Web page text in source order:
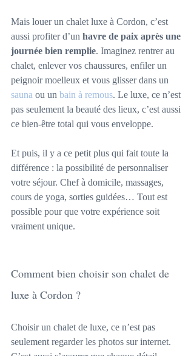
Mais louer un chalet luxe à Cordon, c’est
aussi profiter d’un havre de paix après une
journée bien remplie. Imaginez rentrer au
chalet, enlever vos chaussures, enfiler un
peignoir moelleux et vous glisser dans un
sauna ou un bain à remous. Le luxe, ce n’est
pas seulement la beauté des lieux, c’est aussi
ce bien-être total qui vous enveloppe.
Et puis, il y a ce petit plus qui fait toute la
différence : la possibilité de personnaliser
votre séjour. Chef à domicile, massages,
cours de yoga, sorties guidées… Tout est
possible pour que votre expérience soit
vraiment unique.
Comment bien choisir son chalet de
luxe à Cordon ?
Choisir un chalet de luxe, ce n’est pas
seulement regarder les photos sur internet.